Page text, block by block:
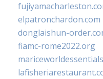
elpatronchardon.com
donglaishun-
fiamc-rome2022.org